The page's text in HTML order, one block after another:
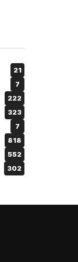
21
7
222
323
7
818
552
302